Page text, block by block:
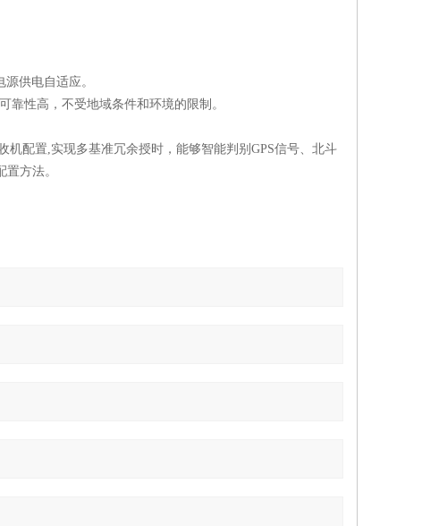
供电自适应。
靠性高，不受地域条件和环境的限制。
机配置,实现多基准冗余授时，能够智能判别 GPS信号、北斗
方法。